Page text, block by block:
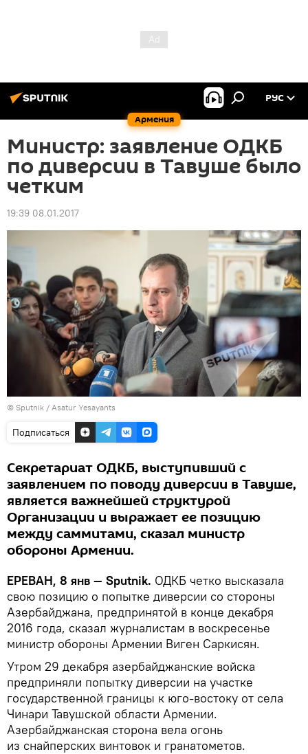
Армения
РУС
Министр: заявление ОДКБ
по диверсии в Тавуше было
четким
19:39 08.01.2017
© Sputnik / Asatur Yesayants
Подписаться
Секретариат ОДКБ, выступивший с
заявлением по поводу диверсии в Тавуше,
является важнейшей структурой
Организации и выражает ее позицию
между саммитами, сказал министр
обороны Армении.
ЕРЕВАН, 8 янв — Sputnik. ОДКБ четко высказала
свою позицию о попытке диверсии со стороны
Азербайджана, предпринятой в конце декабря
2016 года, сказал журналистам в воскресенье
министр обороны Армении Виген Саркисян.
Утром 29 декабря азербайджанские войска
предприняли попытку диверсии на участке
государственной границы к юго-востоку от села
Чинари Тавушской области Армении.
Азербайджанская сторона вела огонь
из снайперских винтовок и гранатометов.